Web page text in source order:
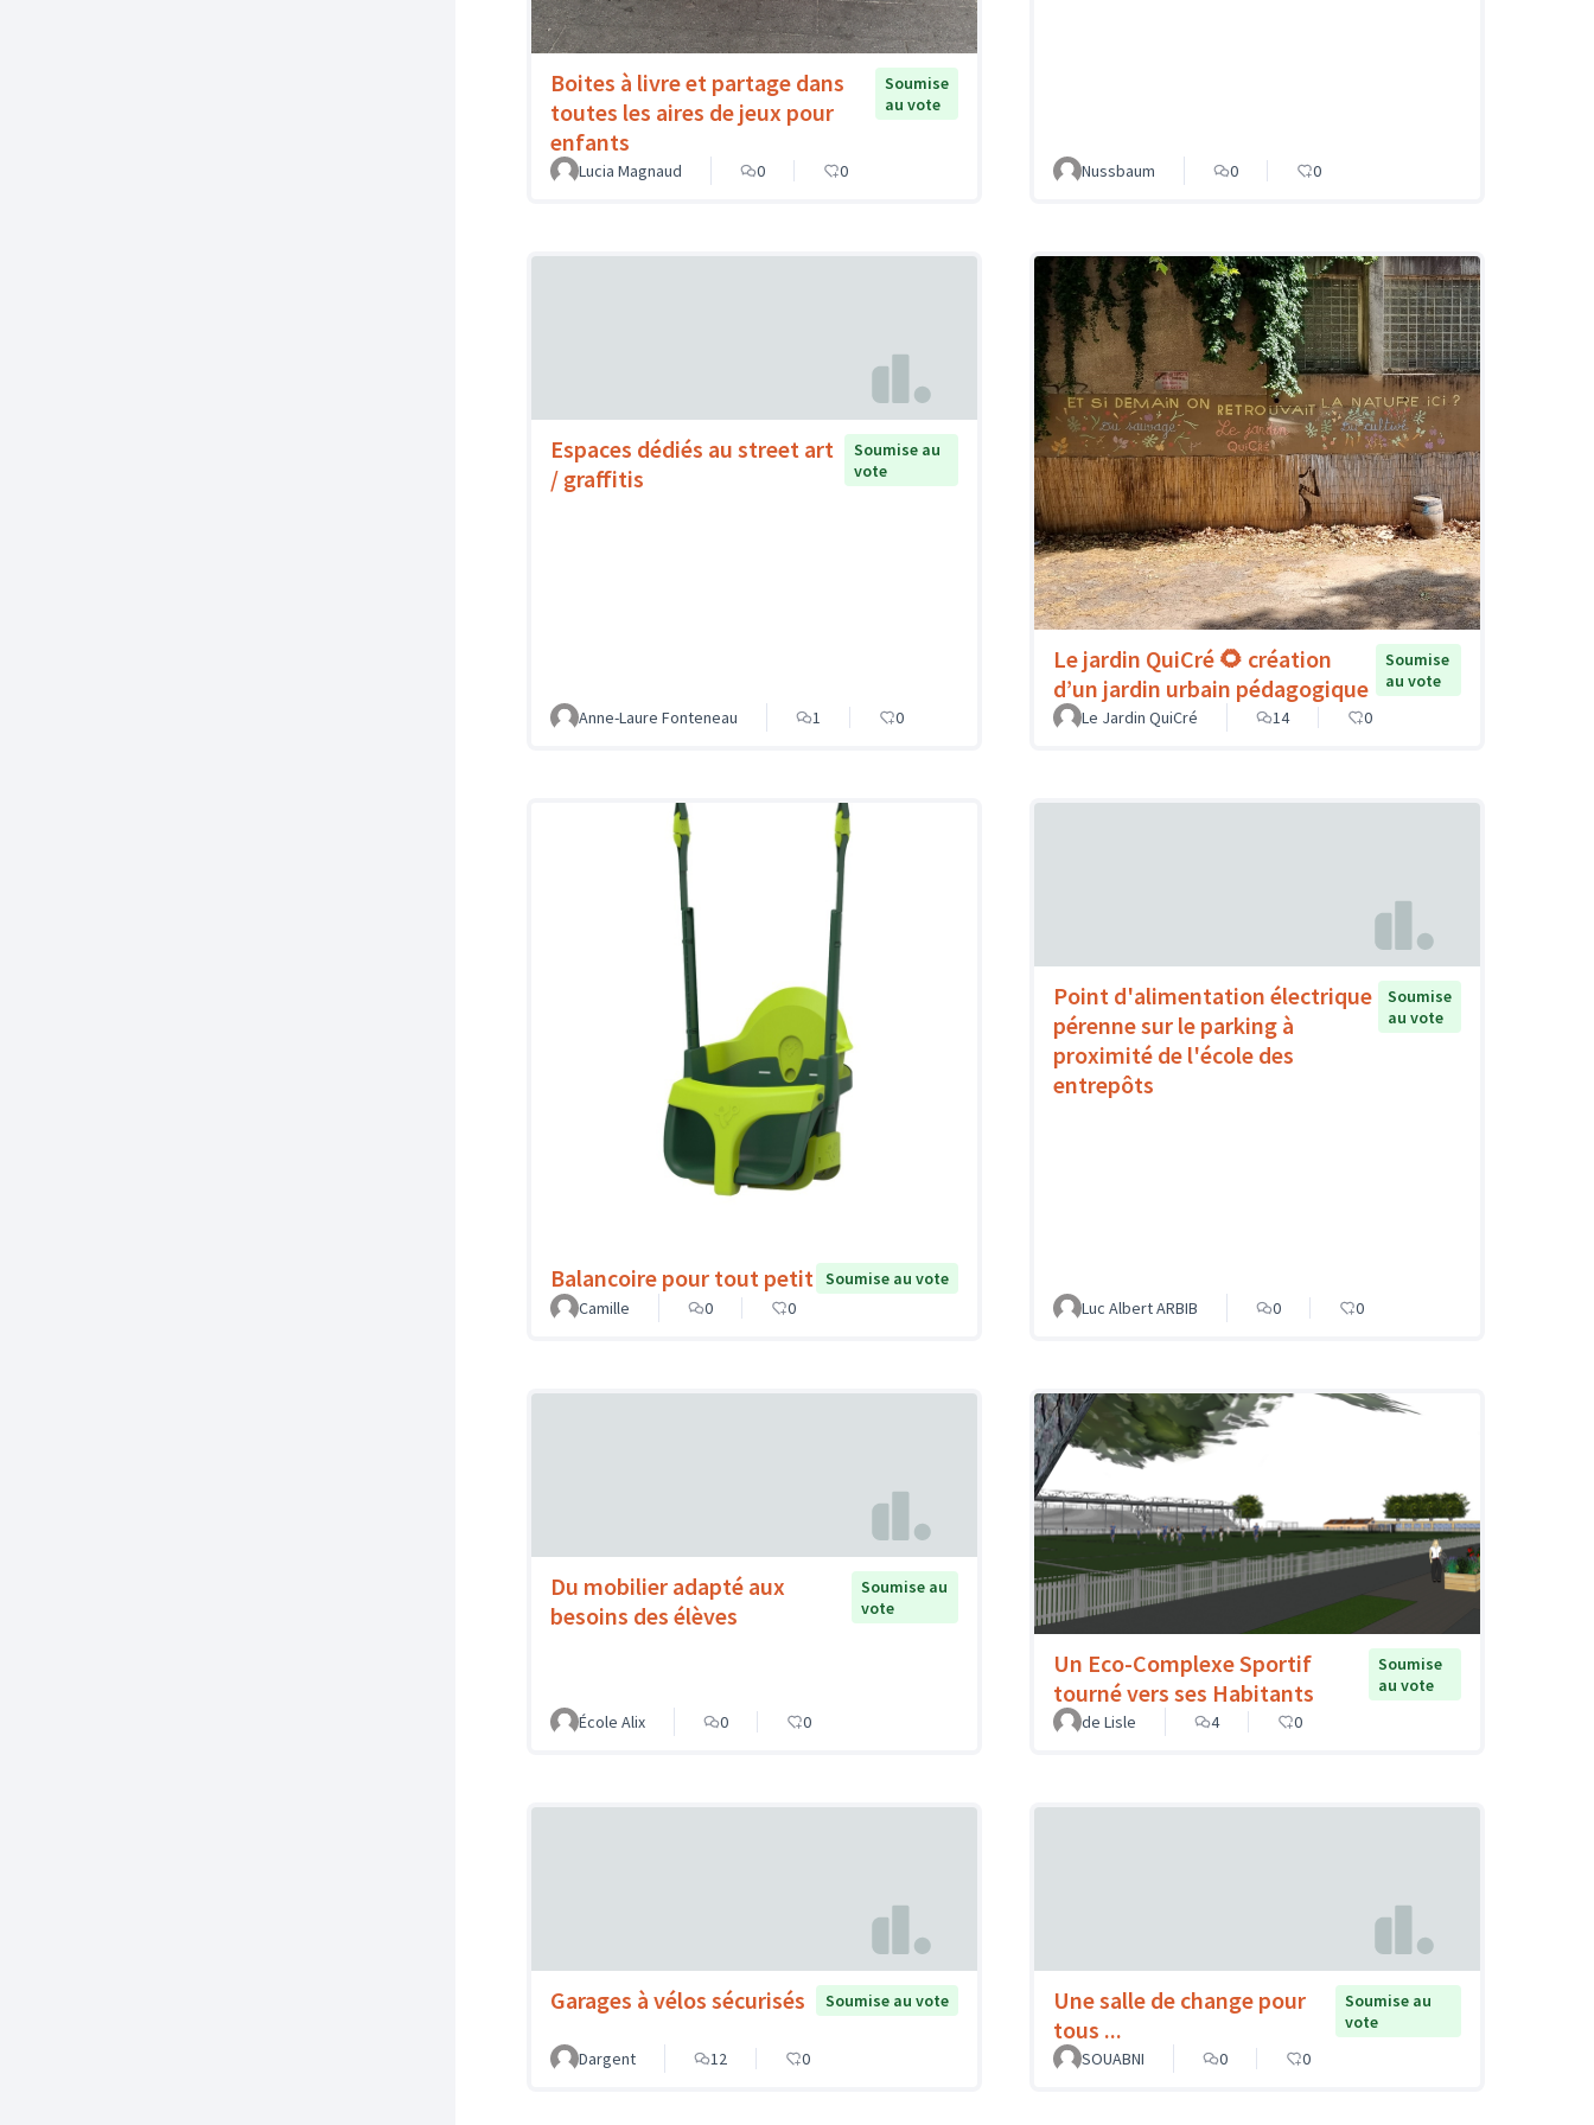
Boites à livre et partage dans
toutes les aires de jeux pour
enfants
Soumise
au vote
Lucia Magnaud 0 0 Nussbaum 0 0
Espaces dédiés au street art
/ graffitis
Soumise au
vote
Anne-Laure Fonteneau 1 0
Le jardin QuiCré 🌻 création
d’un jardin urbain pédagogique
Soumise
au vote
Le Jardin QuiCré
14 0
Balancoire pour tout petit
Soumise au vote
Camille
0 0
Point d'alimentation électrique
pérenne sur le parking à
proximité de l'école des
entrepôts
Soumise
au vote
Luc Albert ARBIB 0 0
Du mobilier adapté aux
besoins des élèves
Soumise au
vote
École Alix 0 0
Un Eco-Complexe Sportif
tourné vers ses Habitants
Soumise
au vote
de Lisle
4 0
Garages à vélos sécurisés Soumise au vote
Dargent 12 0
Une salle de change pour
tous ...
Soumise au
vote
SOUABNI
0 0